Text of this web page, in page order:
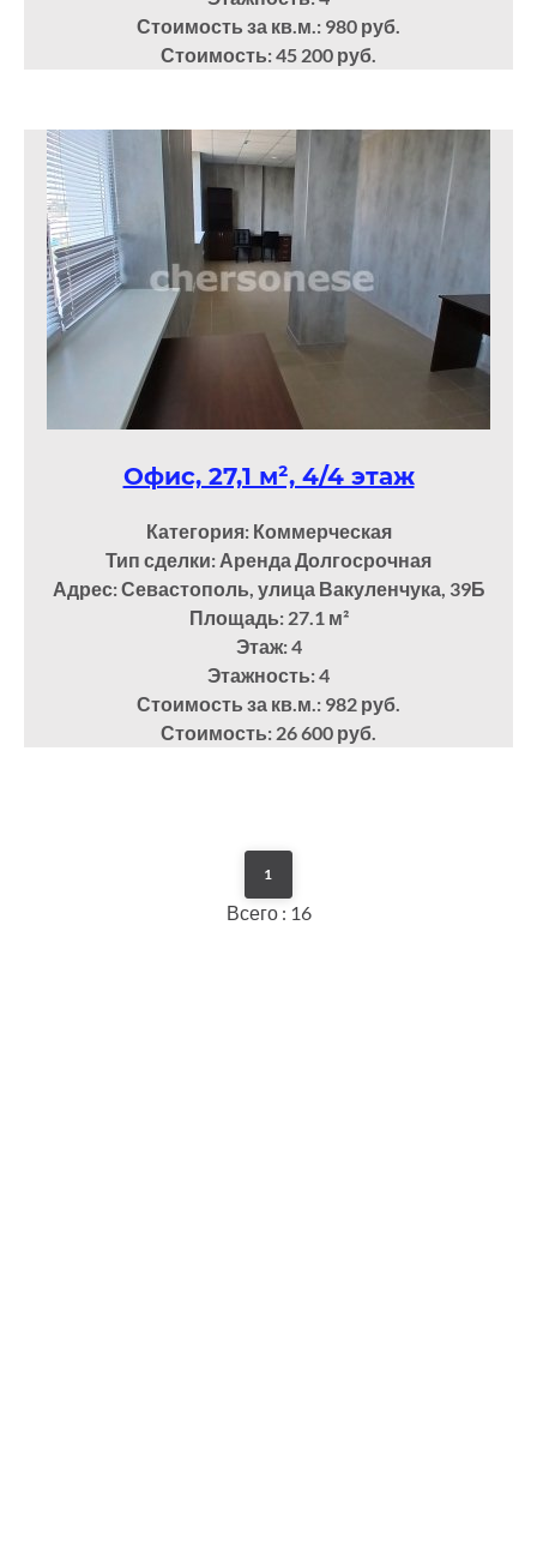
Стоимость за кв.м.: 980 руб.
Стоимость: 45 200 руб.
Офис, 27,1 м², 4/4 этаж
Категория: Коммерческая
Тип сделки: Аренда Долгосрочная
Адрес: Севастополь, улица Вакуленчука, 39Б
Площадь: 27.1м²
Этаж: 4
Этажность: 4
Стоимость за кв.м.: 982 руб.
Стоимость: 26 600 руб.
1
Всего : 16